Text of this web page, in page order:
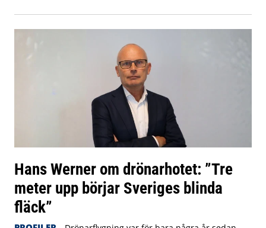
Hans Werner om drönarhotet: ”Tre
meter upp börjar Sveriges blinda
fläck”